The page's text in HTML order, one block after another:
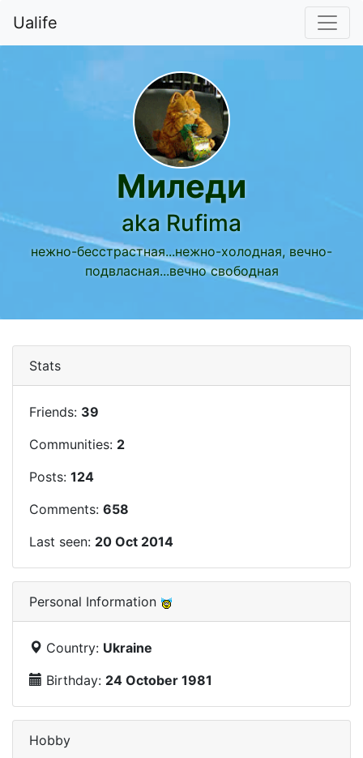
Ualife
Миледи
aka Rufima
нежно-бесстрастная...нежно-холодная, вечно-
подвласная...вечно свободная
Stats
Friends: 39
Communities: 2
Posts: 124
Comments: 658
Last seen: 20 Oct 2014
Personal Information
Country: Ukraine
Birthday: 24 October 1981
Hobby